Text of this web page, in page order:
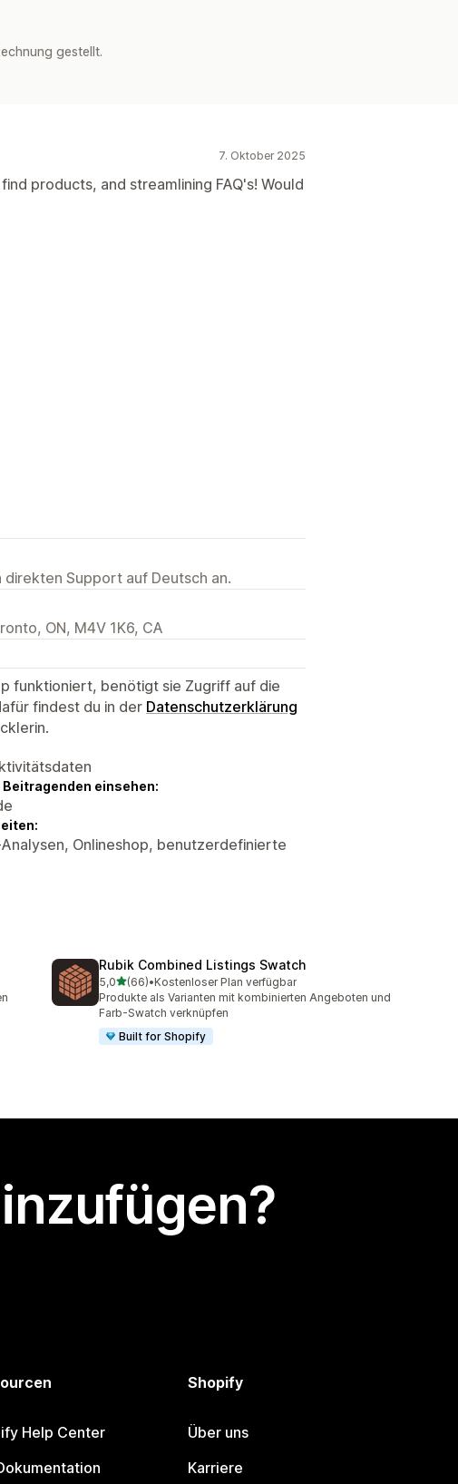
gestellt.
7. Oktober 2025
products, and streamlining FAQ's! Would
Support auf Deutsch an.
ON, M4V 1K6, CA
funktioniert, benötigt sie Zugriff auf die
findest du in der Datenschutzerklärung
einsehen:
Onlineshop, benutzerdefinierte
Rubik Combined Listings Swatch
5,0von 5 Sternen
(66)
66 Rezensionen insgesamt
•Kostenloser Plan verfügbar
Produkte als Varianten mit kombinierten Angeboten und
Farb-Swatch verknüpfen
Built for Shopify
Help Center
Shopify
Über uns
Karriere